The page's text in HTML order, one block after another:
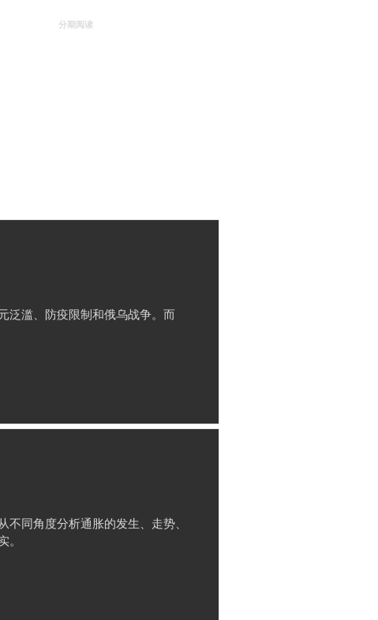
分期阅读
泛滥、防疫限制和俄乌战争。而
同角度分析通胀的发生、走势、
。